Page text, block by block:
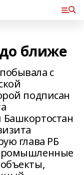
ближе
с
подписан
Башкортостан
глава РБ